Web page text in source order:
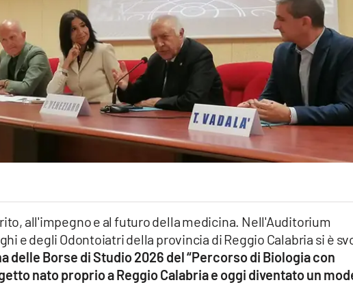
all'impegno e al futuro della medicina. Nell'Auditorium
e degli Odontoiatri della provincia di Reggio Calabria si è
delle Borse di Studio 2026 del “Percorso di Biologia con
nato proprio a Reggio Calabria e oggi diventato un